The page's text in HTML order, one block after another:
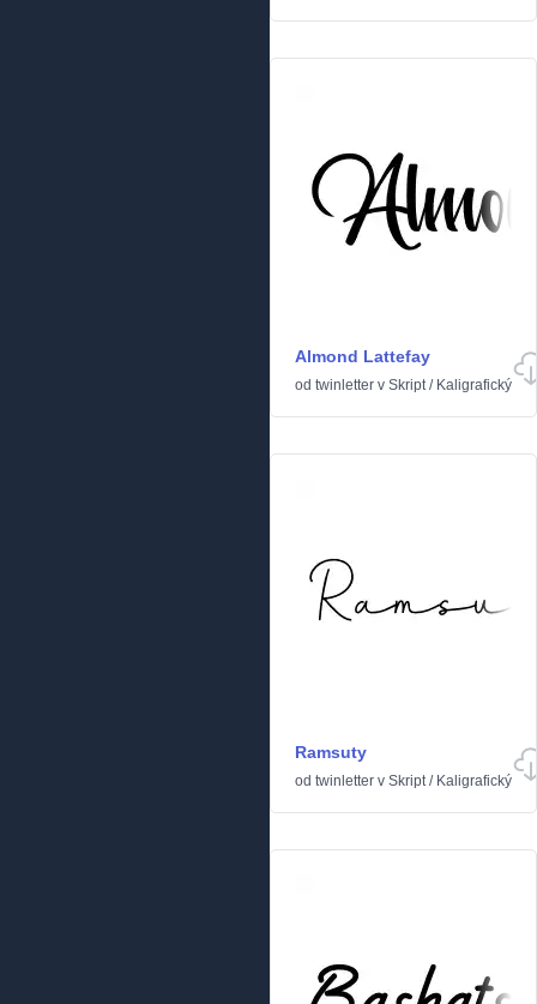
Almond Lattefay
od twinletter v Skript/ Kaligrafický
Ramsuty
od twinletter v Skript/ Kaligrafický